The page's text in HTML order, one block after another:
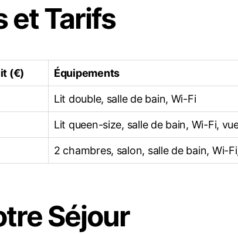
et Tarifs
(€) Équipements
Lit double, salle de bain, Wi-Fi
Lit queen-size, salle de bain, Wi-Fi,
2 chambres, salon, salle de bain, Wi-
Séjour